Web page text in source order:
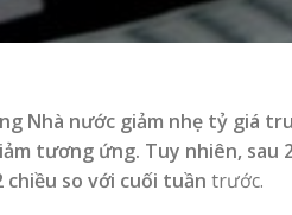
Nhà nước giảm nhẹ tỷ giá
tương ứng. Tuy nhiên,
chiều so với cuối tuần trước.